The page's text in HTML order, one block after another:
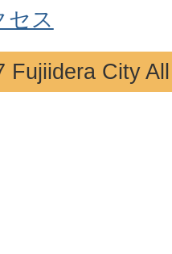
セス
Fujiidera City